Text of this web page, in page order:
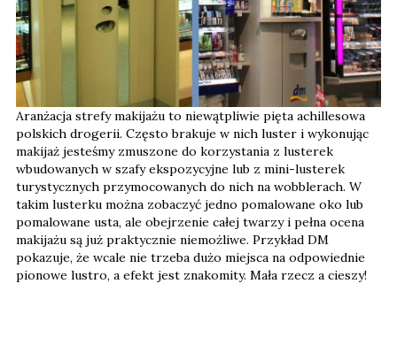
Aranżacja strefy makijażu to niewątpliwie pięta achillesowa
polskich drogerii. Często brakuje w nich luster i wykonując
makijaż jesteśmy zmuszone do korzystania z lusterek
wbudowanych w szafy ekspozycyjne lub z mini-lusterek
turystycznych przymocowanych do nich na wobblerach. W
takim lusterku można zobaczyć jedno pomalowane oko lub
pomalowane usta, ale obejrzenie całej twarzy i pełna ocena
makijażu są już praktycznie niemożliwe. Przykład DM
pokazuje, że wcale nie trzeba dużo miejsca na odpowiednie
pionowe lustro, a efekt jest znakomity. Mała rzecz a cieszy!